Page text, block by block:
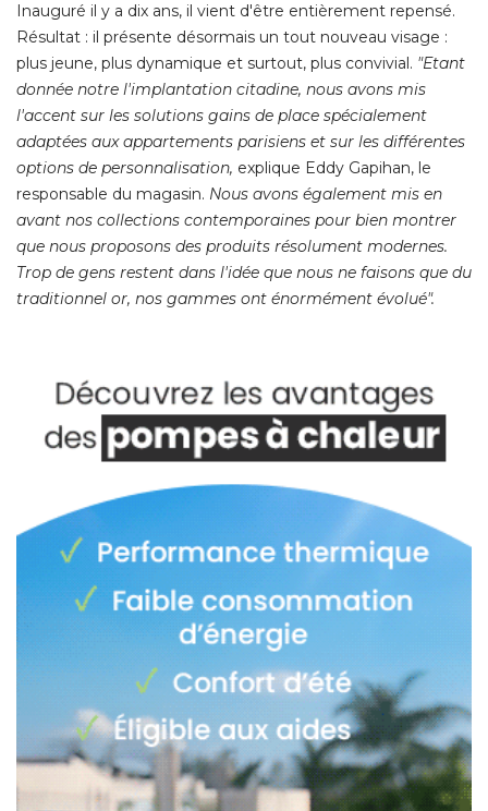
Inauguré il y a dix ans, il vient d'être entièrement repensé.
Résultat : il présente désormais un tout nouveau visage :
plus jeune, plus dynamique et surtout, plus convivial. "Etant
donnée notre l'implantation citadine, nous avons mis
l'accent sur les solutions gains de place spécialement
adaptées aux appartements parisiens et sur les différentes
options de personnalisation, explique Eddy Gapihan, le
responsable du magasin. Nous avons également mis en
avant nos collections contemporaines pour bien montrer
que nous proposons des produits résolument modernes.
Trop de gens restent dans l'idée que nous ne faisons que du
traditionnel or, nos gammes ont énormément évolué".